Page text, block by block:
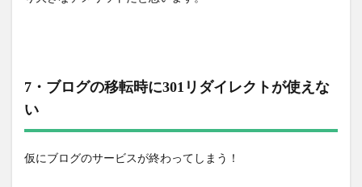
7・ブログの移転時に301リダイレクトが使えな
い
仮にブログのサービスが終わってしまう！